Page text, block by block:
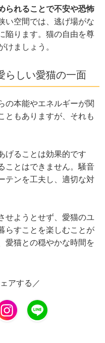
られることで不安や恐怖
い空間では、逃げ場がな
陥ります。猫の自由を尊
けましょう。
らしい愛猫の一面
の本能やエネルギーが関
ともありますが、それも
げることは効果的です
ことはできません。騒音
テンを工夫し、適切な対
せようとせず、愛猫のユ
らすことを楽しむことが
愛猫との穏やかな時間を
アする／